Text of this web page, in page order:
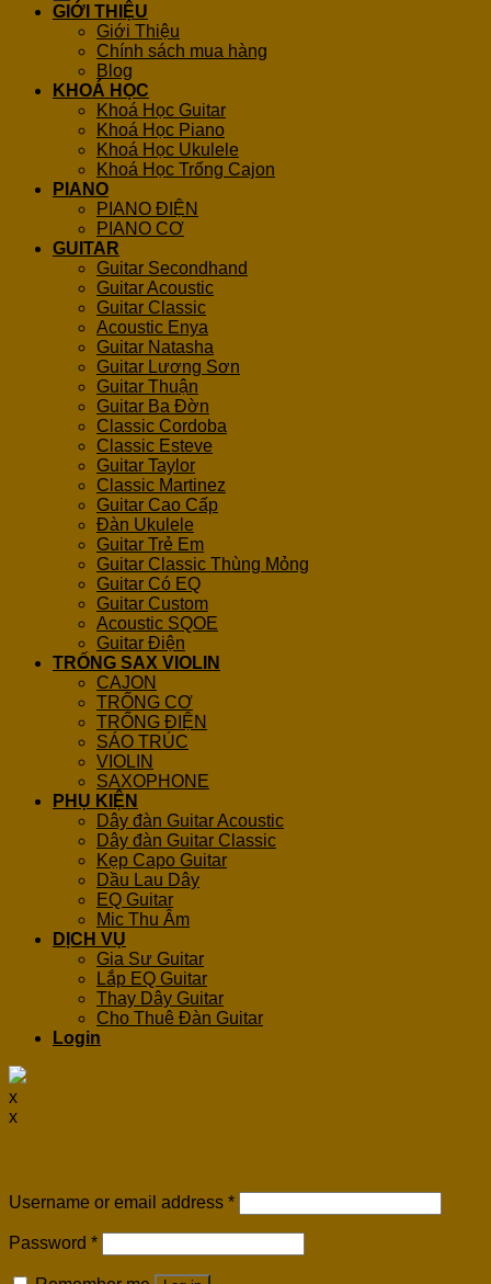
GIỚI THIỆU
Giới Thiệu
Chính sách mua hàng
Blog
KHOÁ HỌC
Khoá Học Guitar
Khoá Học Piano
Khoá Học Ukulele
Khoá Học Trống Cajon
PIANO
PIANO ĐIỆN
PIANO CƠ
GUITAR
Guitar Secondhand
Guitar Acoustic
Guitar Classic
Acoustic Enya
Guitar Natasha
Guitar Lương Sơn
Guitar Thuận
Guitar Ba Đờn
Classic Cordoba
Classic Esteve
Guitar Taylor
Classic Martinez
Guitar Cao Cấp
Đàn Ukulele
Guitar Trẻ Em
Guitar Classic Thùng Mỏng
Guitar Có EQ
Guitar Custom
Acoustic SQOE
Guitar Điện
TRỐNG SAX VIOLIN
CAJON
TRỐNG CƠ
TRỐNG ĐIỆN
SÁO TRÚC
VIOLIN
SAXOPHONE
PHỤ KIỆN
Dây đàn Guitar Acoustic
Dây đàn Guitar Classic
Kẹp Capo Guitar
Dầu Lau Dây
EQ Guitar
Mic Thu Âm
DỊCH VỤ
Gia Sư Guitar
Lắp EQ Guitar
Thay Dây Guitar
Cho Thuê Đàn Guitar
Login
x
x
Username or email address *
Password *